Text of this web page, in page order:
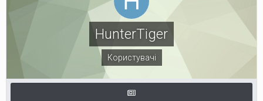
HunterTiger
Користувачі